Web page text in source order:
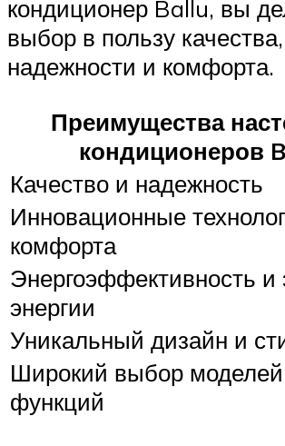
кондиционер Ballu, вы
выбор в пользу качества,
надежности и комфорта.
Преимущества
кондиционеров
Качество и надежность
Инновационные
комфорта
Энергоэффективность и
энергии
Уникальный дизайн и
Широкий выбор
функций